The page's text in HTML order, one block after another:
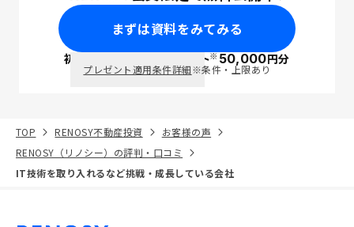
まずは資料をみてみる
初回面談で ポイント※50,000円分
プレゼント適用条件詳細※条件・上限あり
TOP RENOSY不動産投資
お客様の声
RENOSY（リノシー）の評判・口コミ
IT技術を取り入れるなど挑戦・成長している会社